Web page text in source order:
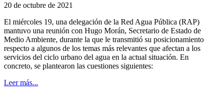
20 de octubre de 2021
El miércoles 19, una delegación de la Red Agua Pública (RAP)
mantuvo una reunión con Hugo Morán, Secretario de Estado de
Medio Ambiente, durante la que le transmitió su posicionamiento
respecto a algunos de los temas más relevantes que afectan a los
servicios del ciclo urbano del agua en la actual situación. En
concreto, se plantearon las cuestiones siguientes:
Leer más...